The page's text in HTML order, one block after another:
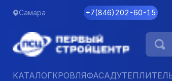
Самара +7(846)202-60-15
КАТАЛОГКРОВЛЯФАСАД